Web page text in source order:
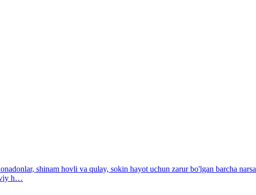
shinam hovli va qulay, sokin hayot uchun zarur bo'lgan barcha
h…